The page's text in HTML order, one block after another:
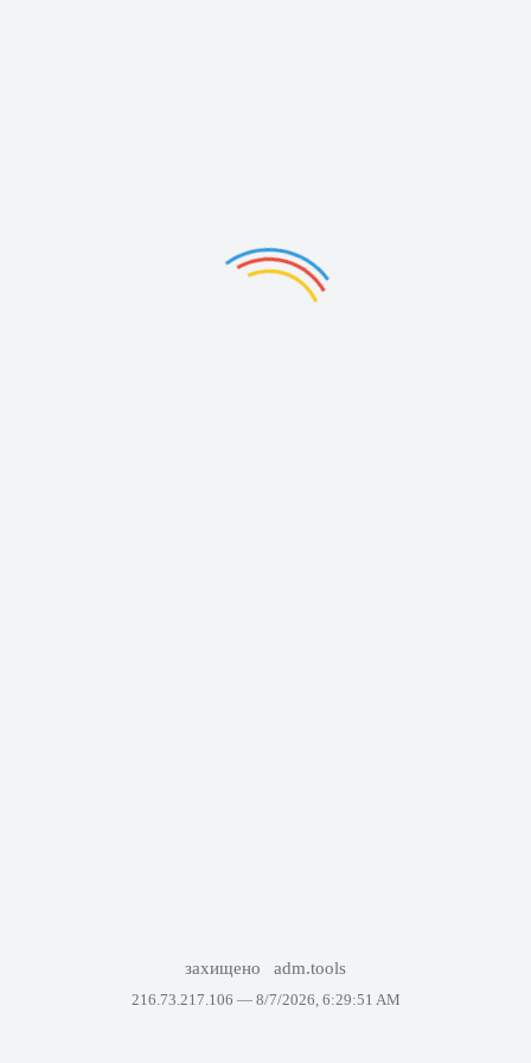
захищено adm.tools
216.73.217.106 — 8/7/2026, 6:29:51 AM